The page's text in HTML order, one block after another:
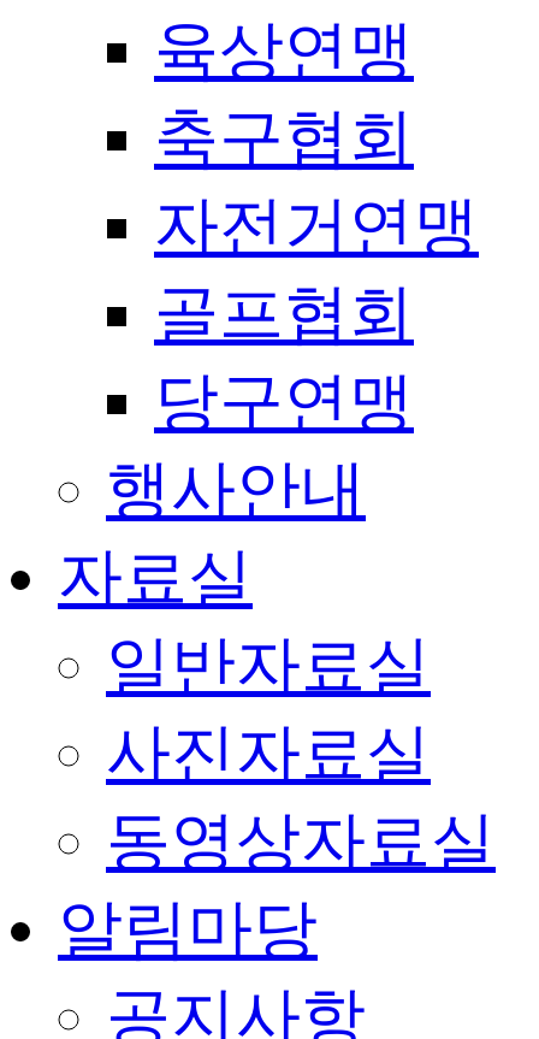
육상연맹
축구협회
자전거연맹
골프협회
당구연맹
행사안내
자료실
일반자료실
사진자료실
동영상자료실
알림마당
공지사항